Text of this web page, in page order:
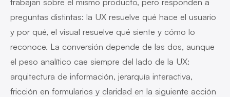
preguntas distintas: la UX resuelve qué hace el usuario
y por qué, el visual resuelve qué siente y cómo lo
reconoce. La conversión depende de las dos, aunque
el peso analítico cae siempre del lado de la UX:
arquitectura de información, jerarquía interactiva,
fricción en formularios y claridad en la siguiente acción